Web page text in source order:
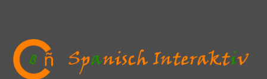
springen
springen
springen